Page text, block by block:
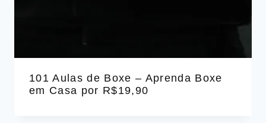
101 Aulas de Boxe – Aprenda Boxe
em Casa por R$19,90